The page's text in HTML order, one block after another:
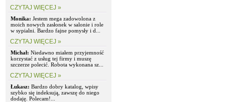
CZYTAJ WIĘCEJ »
Monika: Jestem mega zadowolona z
moich nowych zasłonek w salonie i role
w sypialni. Bardzo fajne pomysły i d...
CZYTAJ WIĘCEJ »
Michał: Niedawno miałem przyjemność
korzystać z usług tej firmy i muszę
szczerze polecić. Robota wykonana sz...
CZYTAJ WIĘCEJ »
Łukasz: Bardzo dobry katalog, wpisy
szybko się indeksują, zawszę do niego
dodaję. Polecam!...